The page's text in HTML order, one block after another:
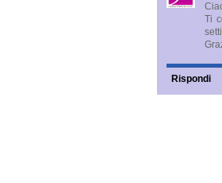
Ti
Rispondi